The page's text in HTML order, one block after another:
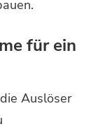
für ein
Auslöser